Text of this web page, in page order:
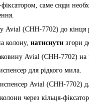
саме сюди
колону, натиснути згори
для рідкого мила.
через кільця-